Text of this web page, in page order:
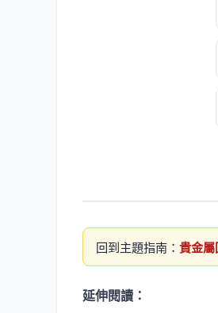
回到主題指南： 貴金
延伸閱讀：